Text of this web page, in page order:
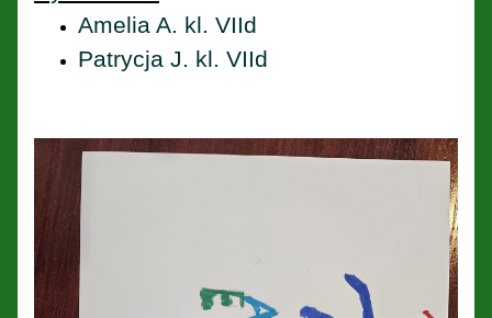
Amelia A. kl. VIId
Patrycja J. kl. VIId